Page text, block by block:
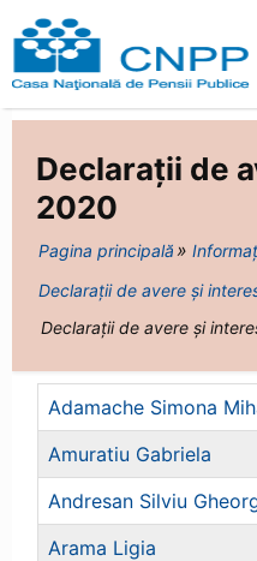
Județeană
Pensii
Declarații de
2020
Pagina principală
Declarații de avere și
Declarații de avere și
Adamache Simona
Amuratiu Gabriela
Andresan Silviu
Arama Ligia